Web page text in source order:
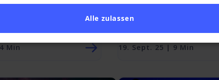
Alle zulassen
Min 19. Sept. 25 | 9 Min